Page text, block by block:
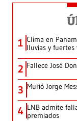
1 Clima en
lluvias y fuertes
2 Fallece José
3 Murió Jorge
4 LNB admite
premiados